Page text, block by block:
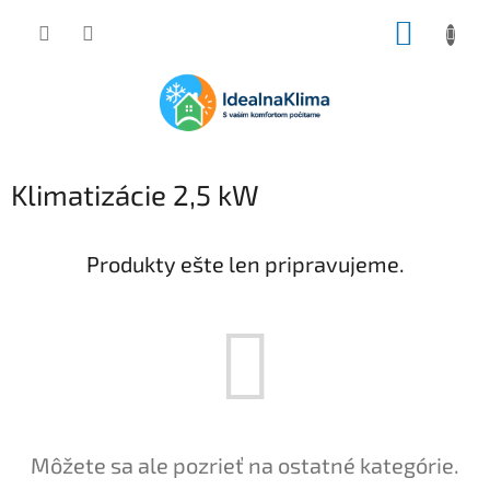
Klimatizácie 2,5 kW
Produkty ešte len pripravujeme.
Môžete sa ale pozrieť na ostatné kategórie.